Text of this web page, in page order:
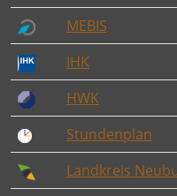
MEBIS
IHK
HWK
Stundenplan
Landkreis